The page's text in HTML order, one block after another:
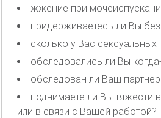
жжение при
придерживаетесь ли Вы
сколько у Вас сексуальных
обследовались ли Вы
обследован ли Ваш
поднимаете ли Вы тяжести
или в связи с Вашей работой?